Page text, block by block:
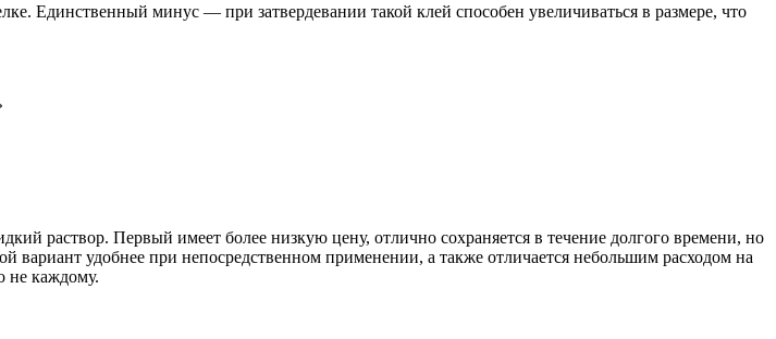
Единственный минус — при затвердевании такой клей способен увеличиваться в размере, что
раствор. Первый имеет более низкую цену, отлично сохраняется в течение долгого времени, но
удобнее при непосредственном применении, а также отличается небольшим расходом на
не каждому.